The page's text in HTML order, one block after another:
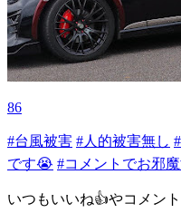
86
#台風被害 #人的被害無し
です😭 #コメントでお邪
いつもいいね👍やコメン